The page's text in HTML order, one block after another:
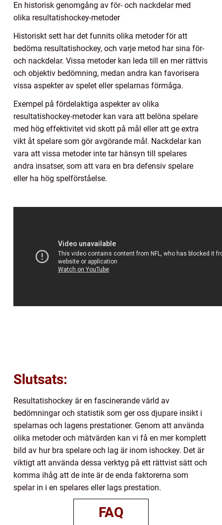
En historisk genomgång av för- och nackdelar med
olika resultatishockey-metoder
Historiskt sett har det funnits olika metoder för att
bedöma resultatishockey, och varje metod har sina för-
och nackdelar. Vissa metoder kan leda till en mer rättvis
och objektiv bedömning, medan andra kan favorisera
vissa aspekter av spelet eller spelarnas förmåga.
Exempel på fördelaktiga aspekter av olika
resultatishockey-metoder kan vara att belöna spelare
med hög effektivitet vid skott på mål eller att ge extra
vikt åt spelare som gör avgörande mål. Nackdelar kan
vara att vissa metoder inte tar hänsyn till spelares
andra insatser, som att vara en bra defensiv spelare
eller ha hög spelförståelse.
Slutsats:
Resultatishockey är en fascinerande värld av
bedömningar och statistik som ger oss djupare insikt i
spelarnas och lagens prestationer. Genom att använda
olika metoder och mätvärden kan vi få en mer komplett
bild av hur bra spelare och lag är inom ishockey. Det är
viktigt att använda dessa verktyg på ett rättvist sätt och
komma ihåg att de inte är de enda faktorerna som
spelar in i en spelares eller lags prestation.
FAQ